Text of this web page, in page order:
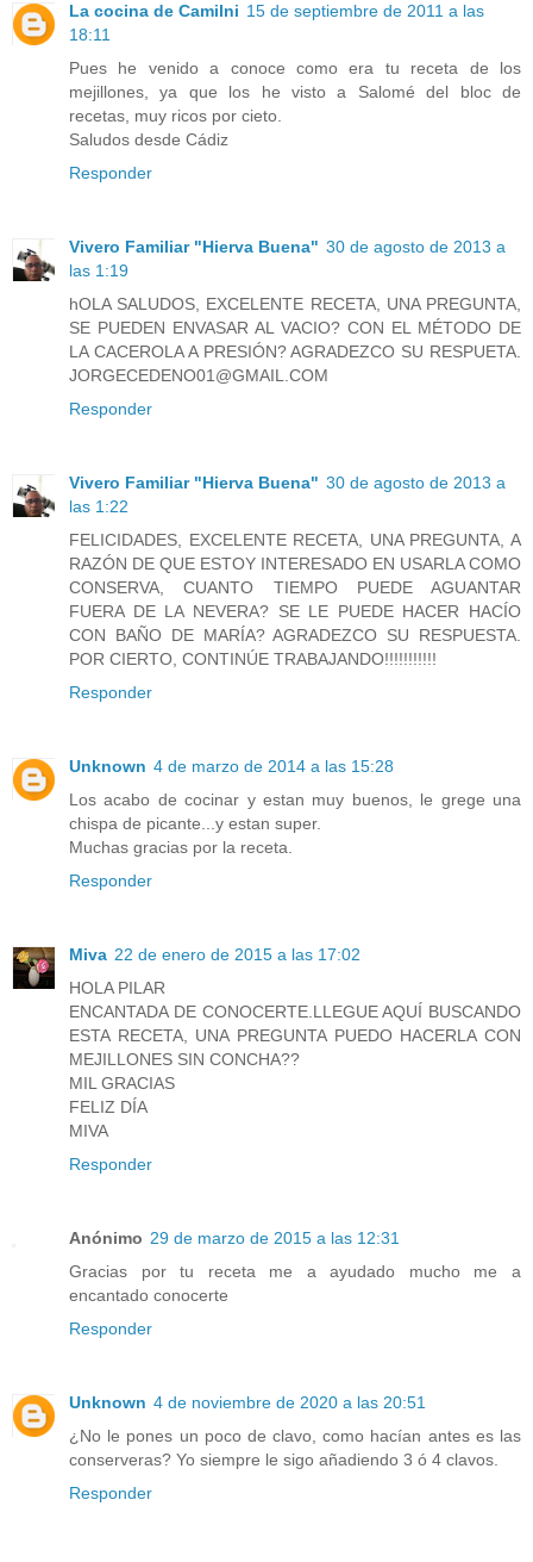
La cocina de Camilni 15 de septiembre de 2011 a las
18:11
Pues he venido a conoce como era tu receta de los
mejillones, ya que los he visto a Salomé del bloc de
recetas, muy ricos por cieto.
Saludos desde Cádiz
Responder
Vivero Familiar "Hierva Buena" 30 de agosto de 2013 a
las 1:19
hOLA SALUDOS, EXCELENTE RECETA, UNA PREGUNTA,
SE PUEDEN ENVASAR AL VACIO? CON EL MÉTODO DE
LA CACEROLA A PRESIÓN? AGRADEZCO SU RESPUETA.
JORGECEDENO01@GMAIL.COM
Responder
Vivero Familiar "Hierva Buena" 30 de agosto de 2013 a
las 1:22
FELICIDADES, EXCELENTE RECETA, UNA PREGUNTA, A
RAZÓN DE QUE ESTOY INTERESADO EN USARLA COMO
CONSERVA, CUANTO TIEMPO PUEDE AGUANTAR
FUERA DE LA NEVERA? SE LE PUEDE HACER HACÍO
CON BAÑO DE MARÍA? AGRADEZCO SU RESPUESTA.
POR CIERTO, CONTINÚE TRABAJANDO!!!!!!!!!!!
Responder
Unknown 4 de marzo de 2014 a las 15:28
Los acabo de cocinar y estan muy buenos, le grege una
chispa de picante...y estan super.
Muchas gracias por la receta.
Responder
Miva 22 de enero de 2015 a las 17:02
HOLA PILAR
ENCANTADA DE CONOCERTE.LLEGUE AQUÍ BUSCANDO
ESTA RECETA, UNA PREGUNTA PUEDO HACERLA CON
MEJILLONES SIN CONCHA??
MIL GRACIAS
FELIZ DÍA
MIVA
Responder
Anónimo 29 de marzo de 2015 a las 12:31
Gracias por tu receta me a ayudado mucho me a
encantado conocerte
Responder
Unknown 4 de noviembre de 2020 a las 20:51
¿No le pones un poco de clavo, como hacían antes es las
conserveras? Yo siempre le sigo añadiendo 3 ó 4 clavos.
Responder